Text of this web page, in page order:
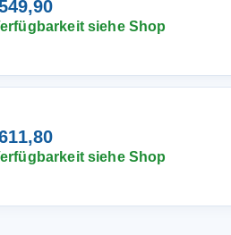
siehe Shop
siehe Shop